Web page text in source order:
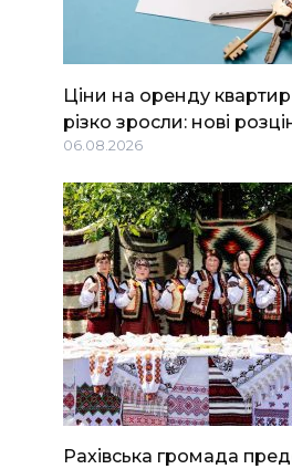
Ціни на оренду
різко зросли: нові
06.08.2026
Рахівська громада